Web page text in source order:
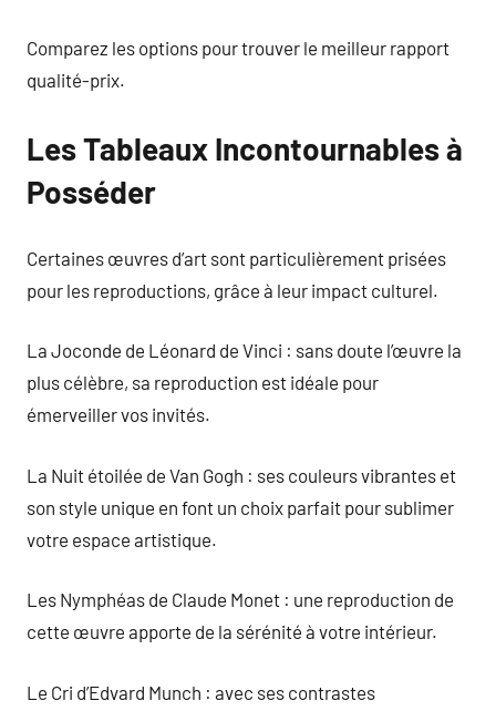
Comparez les options pour trouver le meilleur rapport
qualité-prix.
Les Tableaux Incontournables à
Posséder
Certaines œuvres d’art sont particulièrement prisées
pour les reproductions, grâce à leur impact culturel.
La Joconde de Léonard de Vinci : sans doute l’œuvre la
plus célèbre, sa reproduction est idéale pour
émerveiller vos invités.
La Nuit étoilée de Van Gogh : ses couleurs vibrantes et
son style unique en font un choix parfait pour sublimer
votre espace artistique.
Les Nymphéas de Claude Monet : une reproduction de
cette œuvre apporte de la sérénité à votre intérieur.
Le Cri d’Edvard Munch : avec ses contrastes